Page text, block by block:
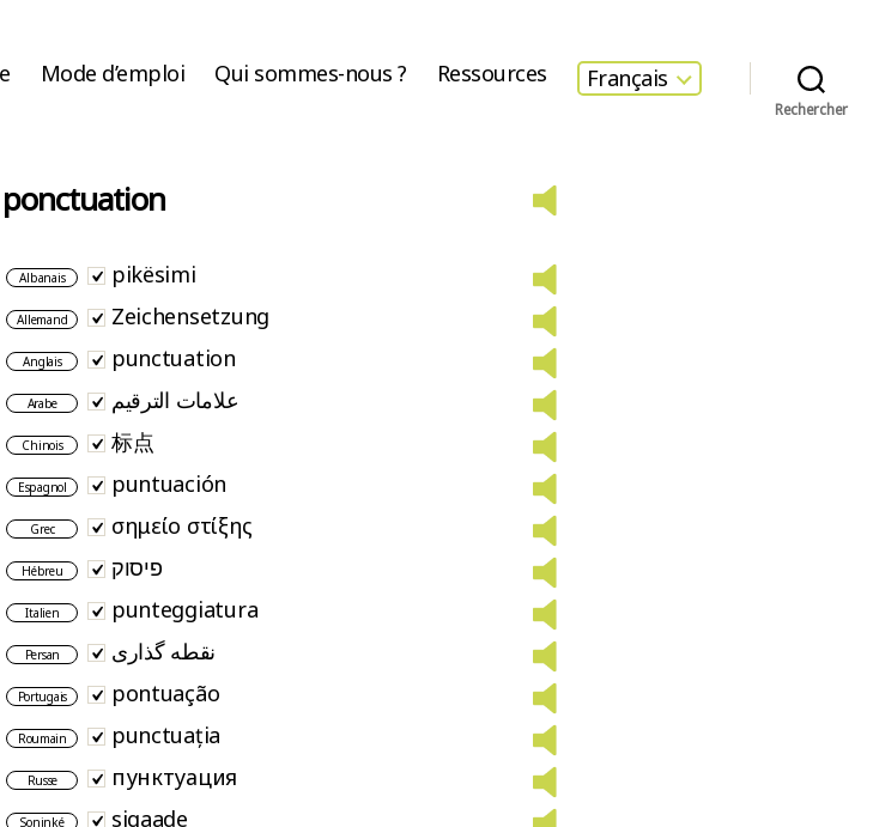
Mode d’emploi Qui sommes-nous ? Ressources Français
Rechercher
ponctuation
Albanais pikësimi
Allemand Zeichensetzung
Anglais punctuation
Arabe علامات الترقيم
Chinois 标点
Espagnol puntuación
Grec σημείο στίξης
Hébreu פיסוק
Italien punteggiatura
Persan نقطه گذاری
Portugais pontuação
Roumain punctuația
Russe пунктуация
Soninké sigaade